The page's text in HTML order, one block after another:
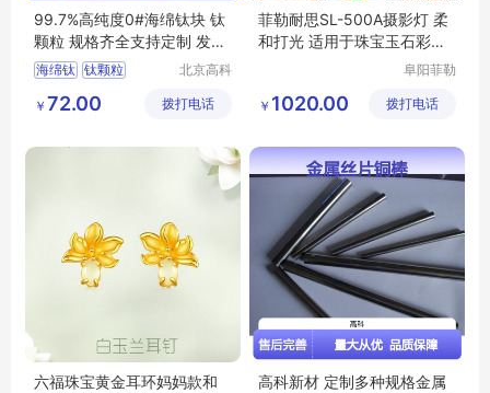
99.7%高纯度0#海绵钛块 钛
颗粒 规格齐全支持定制 发货
迅速
海绵钛 钛颗粒
7海绵钛 高纯钛颗粒
北京高科
技有限公
￥ 72.00 拨打电话
菲勒耐思SL-500A摄影灯 柔
和打光 适用于珠宝玉石彩宝
阜阳菲勒
公司
￥ 1020.00 拨打电话
六福珠宝黄金耳环妈妈款和
高科新材 定制多种规格金属